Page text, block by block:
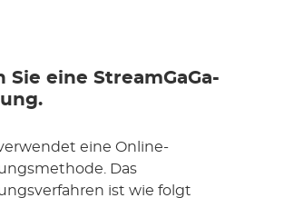
Das
ist wie folgt